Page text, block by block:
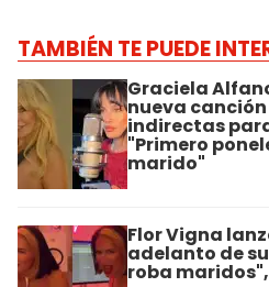
TAMBIÉN TE PUEDE
Graciela
nueva
indirectas
"Primero
marido"
Flor Vigna
adelanto de
roba